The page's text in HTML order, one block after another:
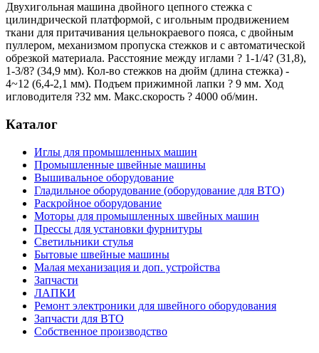
Двухигольная машина двойного цепного стежка с
цилиндрической платформой, с игольным продвижением
ткани для притачивания цельнокраевого пояса, с двойным
пуллером, механизмом пропуска стежков и с автоматической
обрезкой материала. Расстояние между иглами ? 1-1/4? (31,8),
1-3/8? (34,9 мм). Кол-во стежков на дюйм (длина стежка) -
4~12 (6,4-2,1 мм). Подъем прижимной лапки ? 9 мм. Ход
игловодителя ?32 мм. Макс.скорость ? 4000 об/мин.
Каталог
Иглы для промышленных машин
Промышленные швейные машины
Вышивальное оборудование
Гладильное оборудование (оборудование для ВТО)
Раскройное оборудование
Моторы для промышленных швейных машин
Прессы для установки фурнитуры
Светильники стулья
Бытовые швейные машины
Малая механизация и доп. устройства
Запчасти
ЛАПКИ
Ремонт электроники для швейного оборудования
Запчасти для ВТО
Собственное производство